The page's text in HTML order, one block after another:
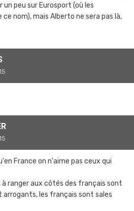
un peu sur Eurosport (où les
nom), mais Alberto ne sera pas là,
France on n'aime pas ceux qui
à ranger aux côtés des français sont
arrogants, les français sont sales